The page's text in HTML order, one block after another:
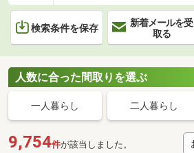
検索条件を保存
新着メールを受
取る
人数に合った間取りを選ぶ
一人暮らし 二人暮らし
9,754件が該当しました。